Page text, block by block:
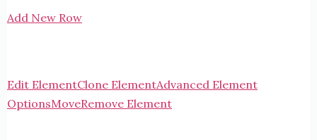
Add New Row
Edit ElementClone ElementAdvanced Element
OptionsMoveRemove Element